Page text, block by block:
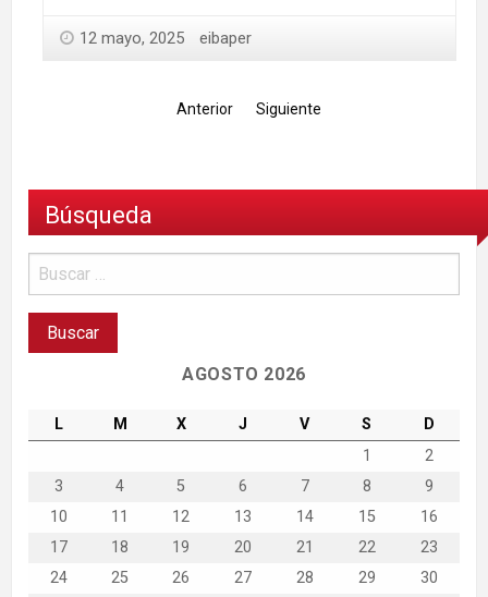
12 mayo, 2025 eibaper
Anterior Siguiente
Búsqueda
AGOSTO 2026
L M X J V S
D
1
2
3
4 5 6 7 8
9
10
11 12 13 14 15
16
17
18 19 20 21 22
23
24
25 26 27 28 29
30